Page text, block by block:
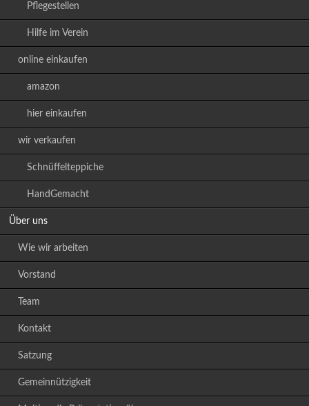
Pflegestellen
Hilfe im Verein
online einkaufen
amazon
hier einkaufen
wir verkaufen
Schnüffelteppiche
HandGemacht
Über uns
Wie wir arbeiten
Vorstand
Team
Kontakt
Satzung
Gemeinnützigkeit